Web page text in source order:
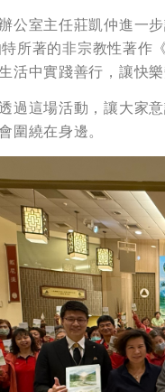
公室主任莊凱仲進一
所著的非宗教性著
活中實踐善行，讓快
過這場活動，讓大家
圍繞在身邊。